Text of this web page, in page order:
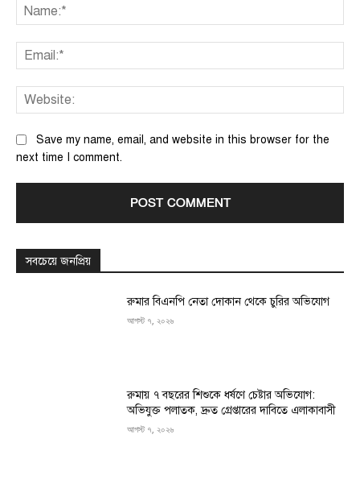
Save my name, email, and website in this browser for the
next time I comment.
সবচেয়ে জনপ্রিয়
রুমার বিএনপি নেতা দোকান থেকে চুরির অভিযোগ
আগস্ট ৭, ২০২৬
রুমায় ৭ বছরের শিশুকে ধর্ষণে চেষ্টার অভিযোগ:
অভিযুক্ত পলাতক, দ্রুত গ্রেপ্তারের দাবিতে এলাকাবাসী
আগস্ট ৭, ২০২৬